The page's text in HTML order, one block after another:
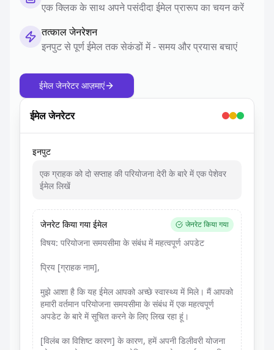
एक क्लिक के साथ अपने पसंदीदा ईमेल प्रारूप का चयन करें
तत्काल जेनरेशन
इनपुट से पूर्ण ईमेल तक सेकंडों में - समय और प्रयास बचाएं
ईमेल जेनरेटर आज़माएं
ईमेल जेनरेटर
इनपुट
एक ग्राहक को दो सप्ताह की परियोजना देरी के बारे में एक पेशेवर
ईमेल लिखें
जेनरेट किया गया ईमेल जेनरेट किया गया
विषय: परियोजना समयसीमा के संबंध में महत्वपूर्ण अपडेट
प्रिय [ग्राहक नाम],
मुझे आशा है कि यह ईमेल आपको अच्छे स्वास्थ्य में मिले। मैं आपको
हमारी वर्तमान परियोजना समयसीमा के संबंध में एक महत्वपूर्ण
अपडेट के बारे में सूचित करने के लिए लिख रहा हूं।
[विलंब का विशिष्ट कारण] के कारण, हमें अपनी डिलीवरी योजना